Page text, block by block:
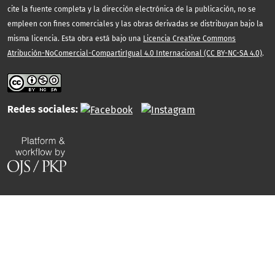
cite la fuente completa y la dirección electrónica de la publicación, no se
empleen con fines comerciales y las obras derivadas se distribuyan bajo la
misma licencia. Esta obra está bajo una Licencia Creative Commons
Atribución-NoComercial-CompartirIgual 4.0 Internacional (CC BY-NC-SA 4.0).
Redes sociales: